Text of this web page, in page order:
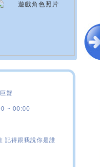
蟹
~ 00:00
記得跟我說你是誰